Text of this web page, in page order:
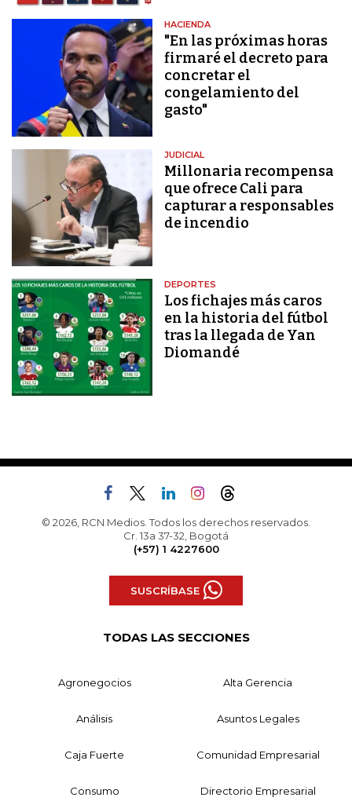
HACIENDA
"En las próximas horas
firmaré el decreto para
concretar el
congelamiento del
gasto"
JUDICIAL
Millonaria recompensa
que ofrece Cali para
capturar a responsables
de incendio
DEPORTES
Los fichajes más caros
en la historia del fútbol
tras la llegada de Yan
Diomandé
© 2026, RCN Medios. Todos los derechos reservados.
Cr. 13a 37-32, Bogotá
(+57) 1 4227600
SUSCRÍBASE
TODAS LAS SECCIONES
Agronegocios Alta Gerencia
Análisis Asuntos Legales
Caja Fuerte Comunidad Empresarial
Consumo Directorio Empresarial